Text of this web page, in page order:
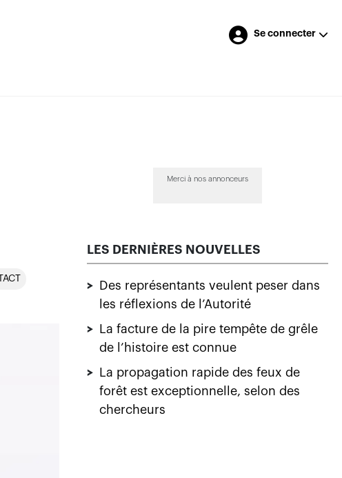
Se connecter
Merci à nos annonceurs
LES DERNIÈRES NOUVELLES
>
Des représentants veulent peser dans
les réflexions de l’Autorité
>
La facture de la pire tempête de grêle
de l’histoire est connue
>
La propagation rapide des feux de
forêt est exceptionnelle, selon des
chercheurs